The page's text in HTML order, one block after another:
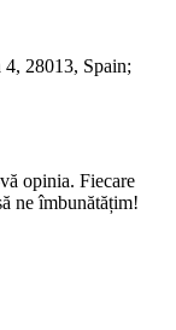
4, 28013, Spain;
opinia. Fiecare
ne îmbunătățim!